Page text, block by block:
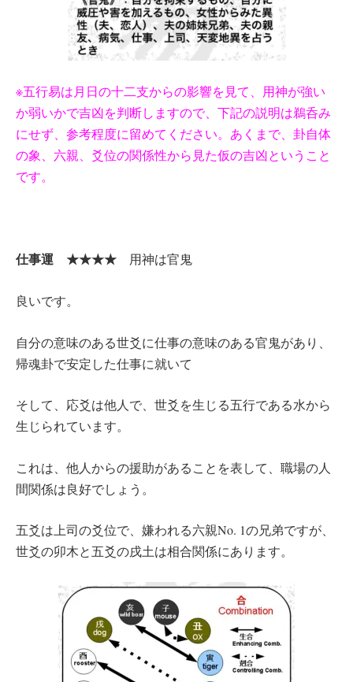
※五行易は月日の十二支からの影響を見て、用神が強い
か弱いかで吉凶を判断しますので、下記の説明は鵜呑み
にせず、参考程度に留めてください。あくまで、卦自体
の象、六親、爻位の関係性から見た仮の吉凶ということ
です。
仕事運 ★★★★ 用神は官鬼
良いです。
自分の意味のある世爻に仕事の意味のある官鬼があり、
帰魂卦で安定した仕事に就いて
そして、応爻は他人で、世爻を生じる五行である水から
生じられています。
これは、他人からの援助があることを表して、職場の人
間関係は良好でしょう。
五爻は上司の爻位で、嫌われる六親No. 1の兄弟ですが、
世爻の卯木と五爻の戌土は相合関係にあります。